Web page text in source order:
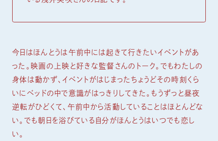
今日はほんとうは午前中には起きて行きたいイベントがあ
った。映画の上映と好きな監督さんのトーク。でもわたしの
身体は動かず、イベントがはじまったちょうどその時刻くら
いにベッドの中で意識がはっきりしてきた。もうずっと昼夜
逆転がひどくて、午前中から活動していることはほとんどな
い。でも朝日を浴びている自分がほんとうはいつでも恋し
い。